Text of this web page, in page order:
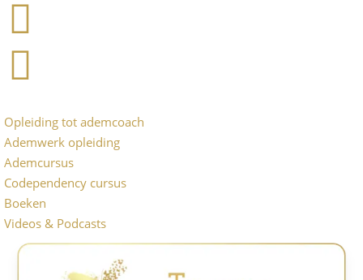
Opleiding tot ademcoach
Ademwerk opleiding
Ademcursus
Codependency cursus
Boeken
Videos & Podcasts